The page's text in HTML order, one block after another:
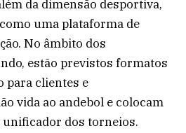
da dimensão desportiva,
uma plataforma de
No âmbito dos
estão previstos formatos
para clientes e
vida ao andebol e colocam
dos torneios.